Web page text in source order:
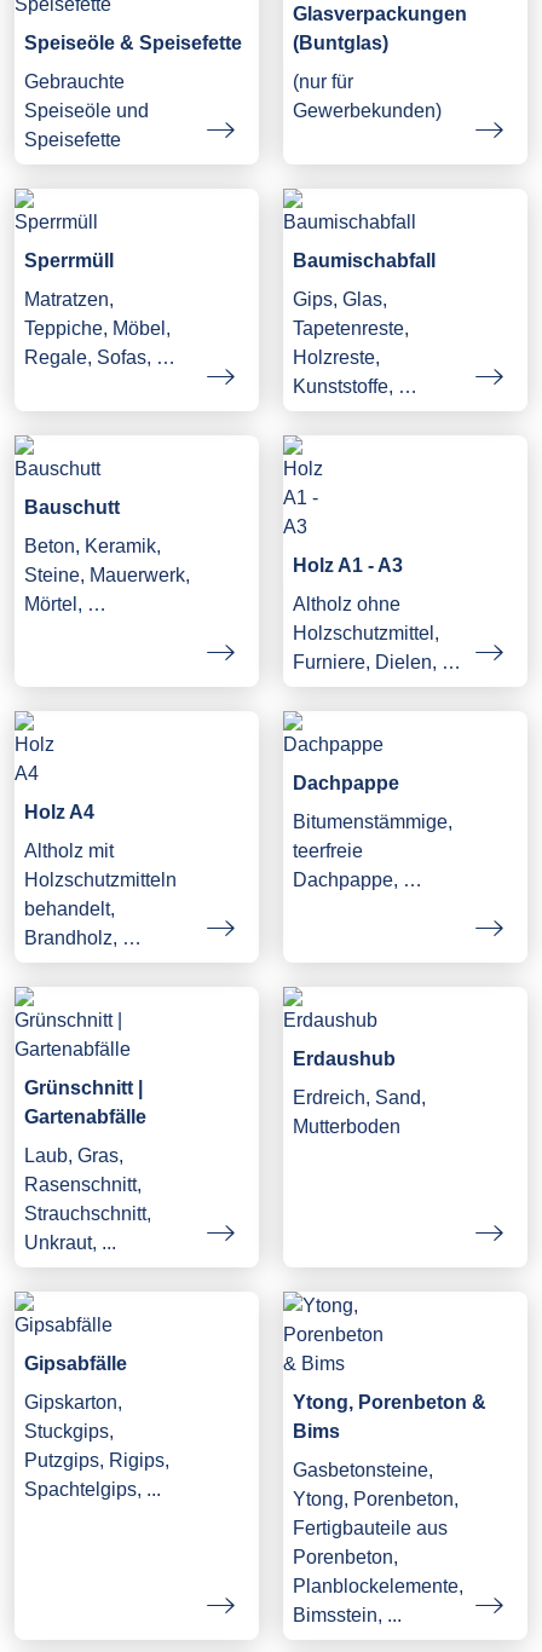
Speiseöle & Speisefette
Gebrauchte
Speiseöle und
Speisefette
Glasverpackungen
(Buntglas)
(nur für
Gewerbekunden)
Sperrmüll
Matratzen,
Teppiche, Möbel,
Regale, Sofas, …
Baumischabfall
Gips, Glas,
Tapetenreste,
Holzreste,
Kunststoffe, …
Bauschutt
Beton, Keramik,
Steine, Mauerwerk,
Mörtel, …
Holz A1 - A3
Altholz ohne
Holzschutzmittel,
Furniere, Dielen, …
Holz A4
Altholz mit
Holzschutzmitteln
behandelt,
Brandholz, …
Dachpappe
Bitumenstämmige,
teerfreie
Dachpappe, …
Grünschnitt |
Gartenabfälle
Laub, Gras,
Rasenschnitt,
Strauchschnitt,
Unkraut, ...
Erdaushub
Erdreich, Sand,
Mutterboden
Gipsabfälle
Gipskarton,
Stuckgips,
Putzgips, Rigips,
Spachtelgips, ...
Ytong, Porenbeton &
Bims
Gasbetonsteine,
Ytong, Porenbeton,
Fertigbauteile aus
Porenbeton,
Planblockelemente,
Bimsstein, ...